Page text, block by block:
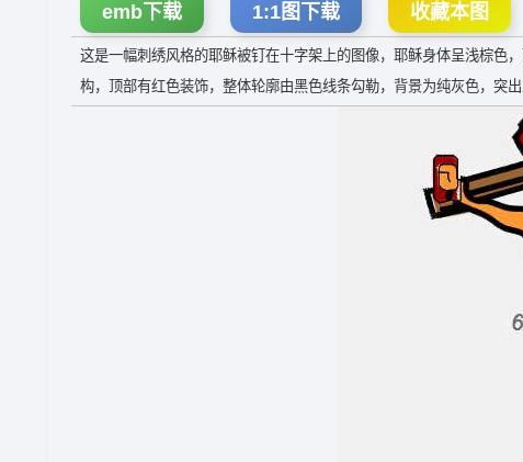
emb下载 1:1图下载 收藏本图
这是一幅刺绣风格的耶稣被钉在十字架上的图像，耶稣身体呈浅棕色
构，顶部有红色装饰，整体轮廓由黑色线条勾勒，背景为纯灰色，突